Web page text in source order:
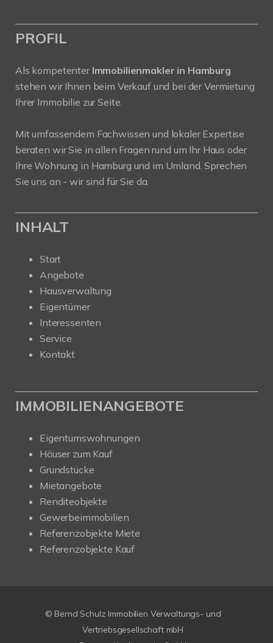
PROFIL
Als kompetenter Immobilienmakler in Hamburg
stehen wir Ihnen beim Verkauf und bei der Vermietung
Ihrer Immobilie zur Seite.
Mit umfassendem Fachwissen und lokaler Expertise
beraten wir Sie in allen Fragen rund um Ihr Haus oder
Ihre Wohnung in Hamburg und im Umland. Sprechen
Sie uns an - wir sind für Sie da.
INHALT
Start
Angebote
Hausverwaltung
Eigentümer
Interessenten
Service
Kontakt
IMMOBILIENANGEBOTE
Eigentumswohnungen
Häuser zum Kauf
Grundstücke
Mietangebote
Renditeobjekte
Gewerbeimmobilien
Referenzobjekte Miete
Referenzobjekte Kauf
© Bernd Schulz Immobilien Verwaltungs- und
Vertriebsgesellschaft mbH